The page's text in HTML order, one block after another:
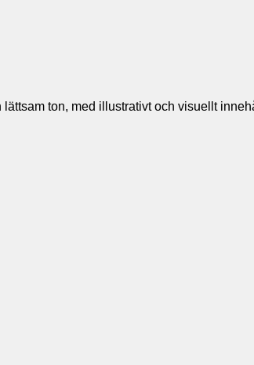
ton, med illustrativt och visuellt